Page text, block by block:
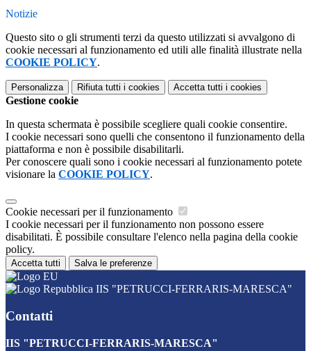
Notizie
Questo sito o gli strumenti terzi da questo utilizzati si avvalgono di
cookie necessari al funzionamento ed utili alle finalità illustrate nella
COOKIE POLICY.
Personalizza Rifiuta tutti i cookies Accetta tutti i cookies
Gestione cookie
In questa schermata è possibile scegliere quali cookie consentire.
I cookie necessari sono quelli che consentono il funzionamento della
piattaforma e non è possibile disabilitarli.
Per conoscere quali sono i cookie necessari al funzionamento potete
visionare la COOKIE POLICY.
Cookie necessari per il funzionamento
I cookie necessari per il funzionamento non possono essere
disabilitati. È possibile consultare l'elenco nella pagina della cookie
policy.
Accetta tutti Salva le preferenze
IIS "PETRUCCI-FERRARIS-MARESCA"
Contatti
IIS "PETRUCCI-FERRARIS-MARESCA"